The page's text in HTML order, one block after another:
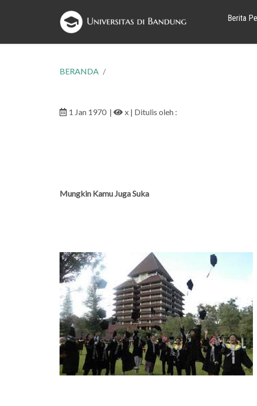
Berita
BERANDA
1 Jan 1970 | x | Ditulis oleh :
Mungkin Kamu Juga Suka